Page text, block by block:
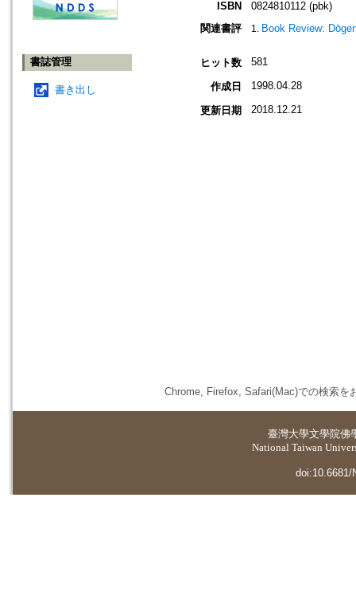
書誌管理
書き出し
ISBN
0824810112 (pbk)
関連書評
Book Review:
ヒット数 581
作成日 1998.04.28
更新日期 2018.12.21
Chrome, Firefox, Safari(Mac)での検索を
臺灣大學文學院佛
National Taiwan
doi:10.6681/